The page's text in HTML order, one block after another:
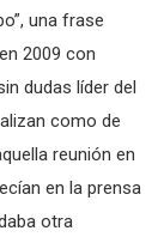
una frase
2009 con
dudas líder del
como de
reunión en
en la prensa
otra